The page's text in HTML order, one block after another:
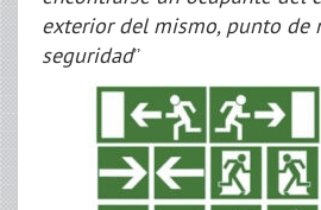
exterior del mismo, punto de
seguridad”